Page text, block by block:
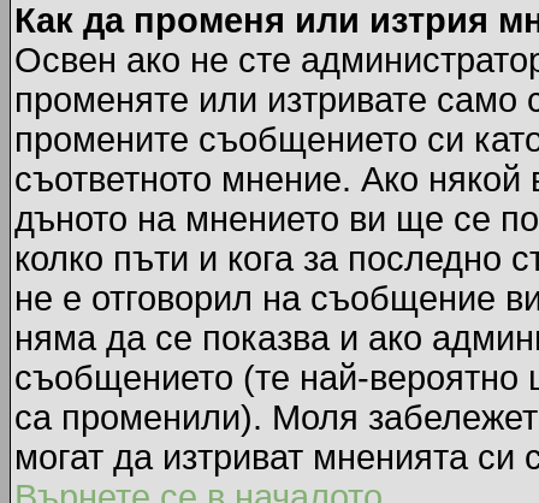
Как да променя или изтрия
Освен ако не сте
променяте или изтривате
промените съобщението си
съответното мнение. Ако
дъното на мнението ви ще се
колко пъти и кога за последно
не е отговорил на съобщение
няма да се показва и ако
съобщението (те най-
са променили). Моля
могат да изтриват мненията си